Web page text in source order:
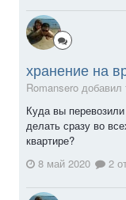
хранение на
Romansero добавил
Куда вы
делать сразу во
квартире?
8 май 2020
2